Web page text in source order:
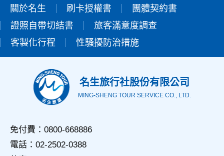
您所提供的姓名、電子郵件地址、聯絡方式及使用時間等。
於一般瀏覽時，伺服器會自行記錄相關行徑，包括您使用連線
設備的IP位址、使用時間、使用的瀏覽器、瀏覽及點選資料記
用，決不對外公佈。
外，我們會視需要公佈統計數據及說明文字，但不涉及特定個
人之資料。
三、資料之保護
備及必要的安全防護措施，加以保護網站及您的個人資料採用
嚴格的保護措施，只由經過授權的人員才能接觸您的個人資
料，相關處理人員皆簽有保密合約，如有違反保密義務者，將
關於名生 刷卡授權書
團體契約書
證照自帶切結書
旅客滿意度調查
客製化行程
性騷擾防治措施
名生旅行社股份有限公司
MING-SHENG TOUR SERVICE CO., LTD.
免付費：0800-668886
電話：02-2502-0388